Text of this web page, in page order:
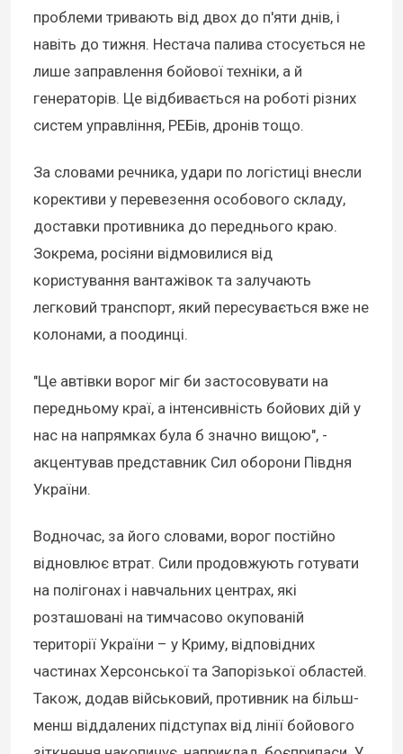
проблеми тривають від двох до п'яти днів, і
навіть до тижня. Нестача палива стосується не
лише заправлення бойової техніки, а й
генераторів. Це відбивається на роботі різних
систем управління, РЕБів, дронів тощо.
За словами речника, удари по логістиці внесли
корективи у перевезення особового складу,
доставки противника до переднього краю.
Зокрема, росіяни відмовилися від
користування вантажівок та залучають
легковий транспорт, який пересувається вже не
колонами, а поодинці.
"Це автівки ворог міг би застосовувати на
передньому краї, а інтенсивність бойових дій у
нас на напрямках була б значно вищою", -
акцентував представник Сил оборони Півдня
України.
Водночас, за його словами, ворог постійно
відновлює втрат. Сили продовжують готувати
на полігонах і навчальних центрах, які
розташовані на тимчасово окупованій
території України – у Криму, відповідних
частинах Херсонської та Запорізької областей.
Також, додав військовий, противник на більш-
менш віддалених підступах від лінії бойового